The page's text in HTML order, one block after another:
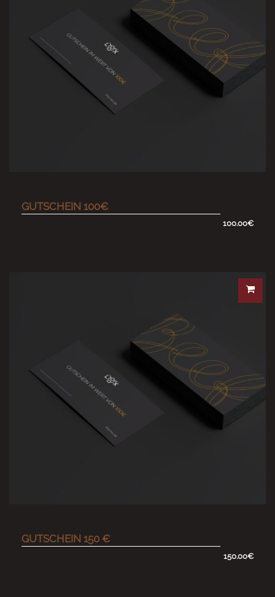
GUTSCHEIN 100€
100.00€
GUTSCHEIN 150 €
150.00€